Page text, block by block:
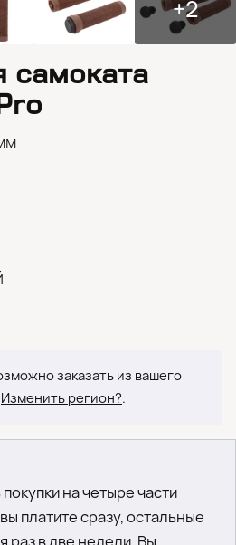
+2
самоката
заказать из вашего
Изменить регион?.
на четыре части
платите сразу, остальные